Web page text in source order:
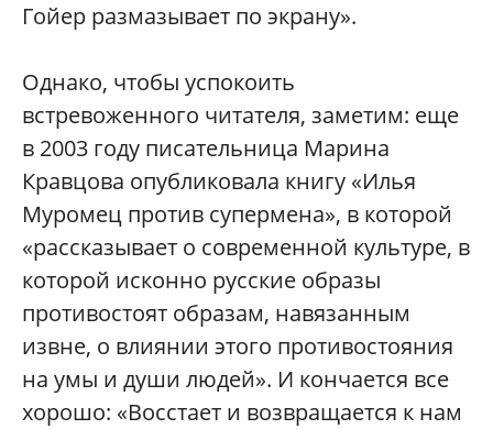
Гойер размазывает по экрану».
Однако, чтобы успокоить
встревоженного читателя, заметим: еще
в 2003 году писательница Марина
Кравцова опубликовала книгу «Илья
Муромец против супермена», в которой
«рассказывает о современной культуре, в
которой исконно русские образы
противостоят образам, навязанным
извне, о влиянии этого противостояния
на умы и души людей». И кончается все
хорошо: «Восстает и возвращается к нам